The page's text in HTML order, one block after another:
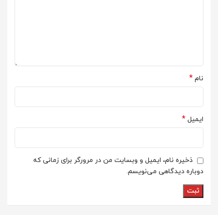
نام *
ایمیل *
ذخیره نام، ایمیل و وبسایت من در مرورگر برای زمانی که
دوباره دیدگاهی می‌نویسم.